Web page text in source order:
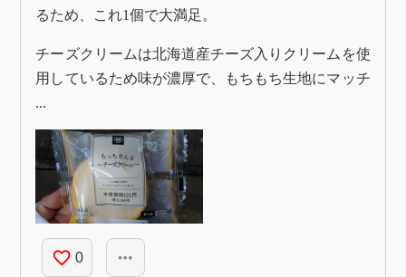
るため、これ1個で大満足。
チーズクリームは北海道産チーズ入りクリームを使
用しているため味が濃厚で、もちもち生地にマッチ
...
favorite_border 0 more_horiz